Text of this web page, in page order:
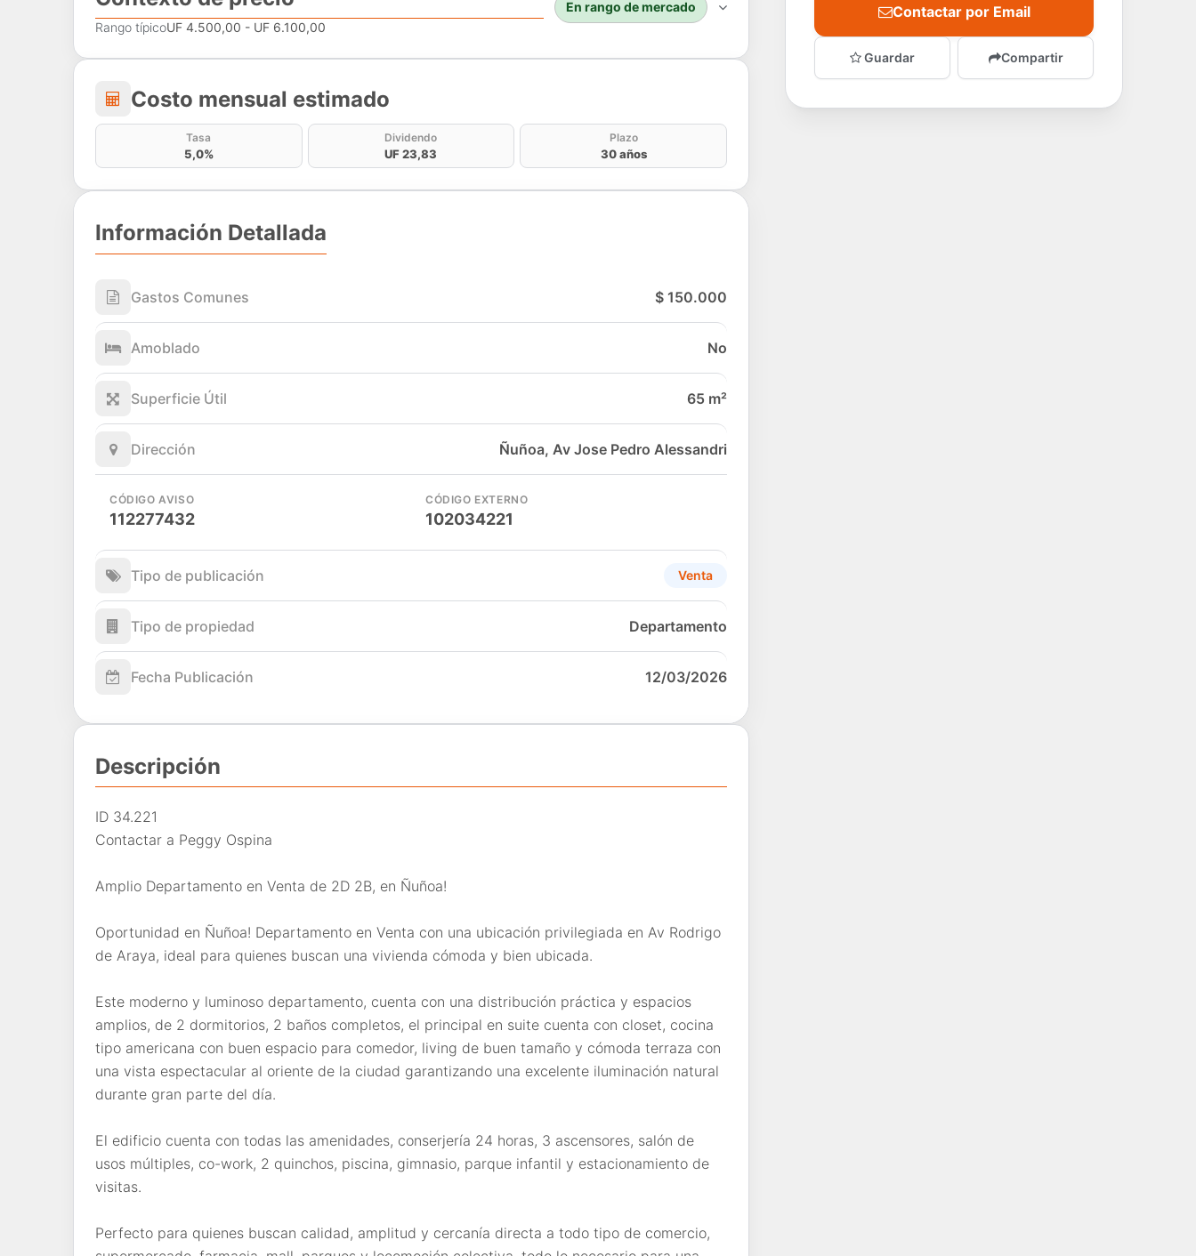
Rango típicoUF 4.500,00 - UF 6.100,00
En rango de mercado
Costo mensual estimado
Costo mensual estimado
Tasa
5,0%
Dividendo
UF 23,83
Plazo
30 años
Información Detallada
Gastos Comunes $ 150.000
Amoblado No
Superficie Útil 65 m²
Dirección Ñuñoa, Av Jose Pedro Alessandri
CÓDIGO AVISO
112277432
CÓDIGO EXTERNO
102034221
Tipo de publicación Venta
Tipo de propiedad Departamento
Fecha Publicación 12/03/2026
Descripción
ID 34.221
Contactar a Peggy Ospina
Amplio Departamento en Venta de 2D 2B, en Ñuñoa!
Oportunidad en Ñuñoa! Departamento en Venta con una ubicación privilegiada en Av Rodrigo
de Araya, ideal para quienes buscan una vivienda cómoda y bien ubicada.
Este moderno y luminoso departamento, cuenta con una distribución práctica y espacios
amplios, de 2 dormitorios, 2 baños completos, el principal en suite cuenta con closet, cocina
tipo americana con buen espacio para comedor, living de buen tamaño y cómoda terraza con
una vista espectacular al oriente de la ciudad garantizando una excelente iluminación natural
durante gran parte del día.
El edificio cuenta con todas las amenidades, conserjería 24 horas, 3 ascensores, salón de
usos múltiples, co-work, 2 quinchos, piscina, gimnasio, parque infantil y estacionamiento de
visitas.
Perfecto para quienes buscan calidad, amplitud y cercanía directa a todo tipo de comercio,
Contactar por Email
Guardar Compartir